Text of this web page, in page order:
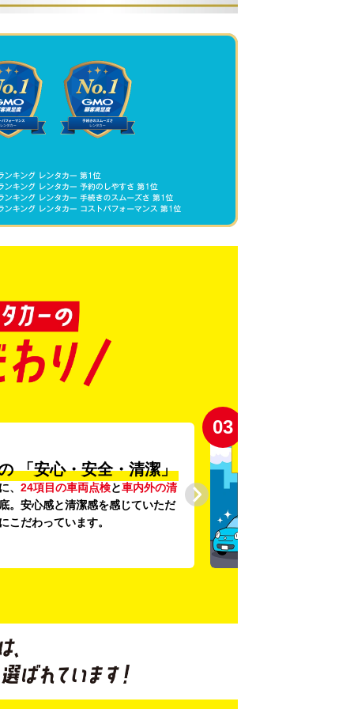
「安心・安全・清潔」
、 24項目の車両点検と車内外の清
。安心感と清潔感を感じていただ
こだわっています。
03